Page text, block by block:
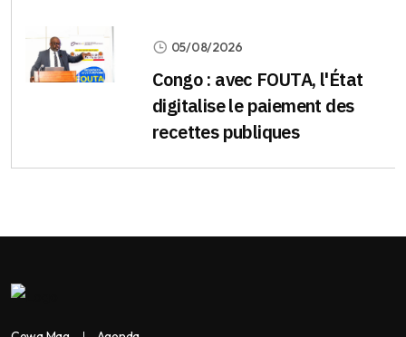
05/08/2026
Congo : avec FOUTA, l'État
digitalise le paiement des
recettes publiques